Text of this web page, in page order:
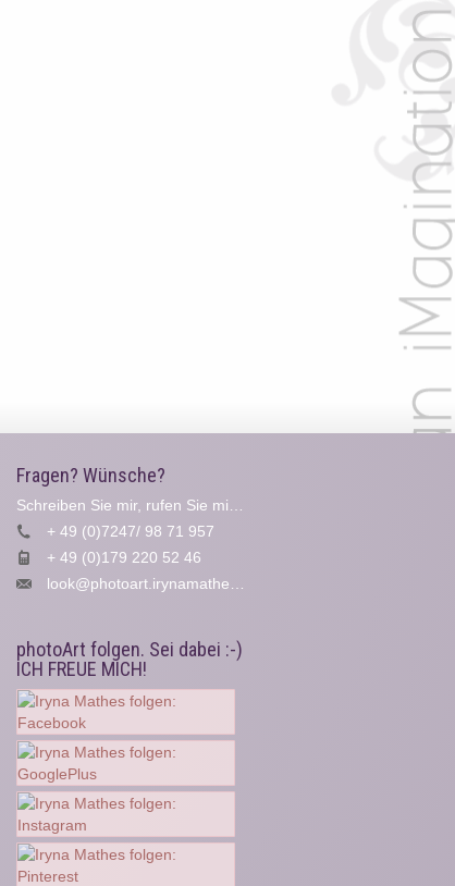
Fragen? Wünsche?
Schreiben Sie mir, rufen Sie mich an...
+ 49 (0)7247/ 98 71 957
+ 49 (0)179 220 52 46
look@photoart.irynamathes.de
photoArt folgen. Sei dabei :-)
ICH FREUE MICH!